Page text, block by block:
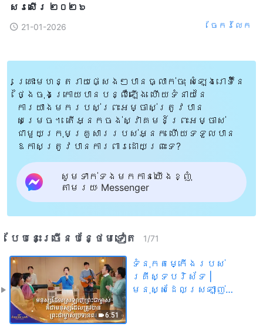
សរសើរ ២០២៦
21-01-2026 ចែក​រំលែក
គ្រោះមហន្តរាយផ្សេងៗបានធ្លាក់ចុះ សំឡេងរោទិ៍នៃ
ថ្ងៃចុងក្រោយបានបន្លឺឡើង ហើយទំនាយនៃ
ការយាងមករបស់ព្រះអម្ចាស់ត្រូវបាន
សម្រេច។ តើអ្នកចង់ស្វាគមន៍ព្រះអម្ចាស់
ជាមួយក្រុមគ្រួសាររបស់អ្នក ហើយទទួលបាន
ឱកាសត្រូវបានការពារដោយព្រះទេ?
សូមទាក់ទងមកកាន់យើងខ្ញុំ
តាមរយៈ Messenger
បែបនេះ​ច្រើនបន្ថែម​ទៀត​ 1/71
6:51
ទំនុកតម្កើង​របស់​
គ្រីស្ទបរិស័ទ​ |
មនុស្សដែលស្រឡាញ់